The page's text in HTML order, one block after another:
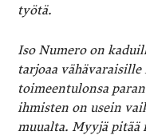
työtä.
Iso Numero on
tarjoaa
toimeentulonsa
ihmisten on usein
muualta. Myyjä pitää